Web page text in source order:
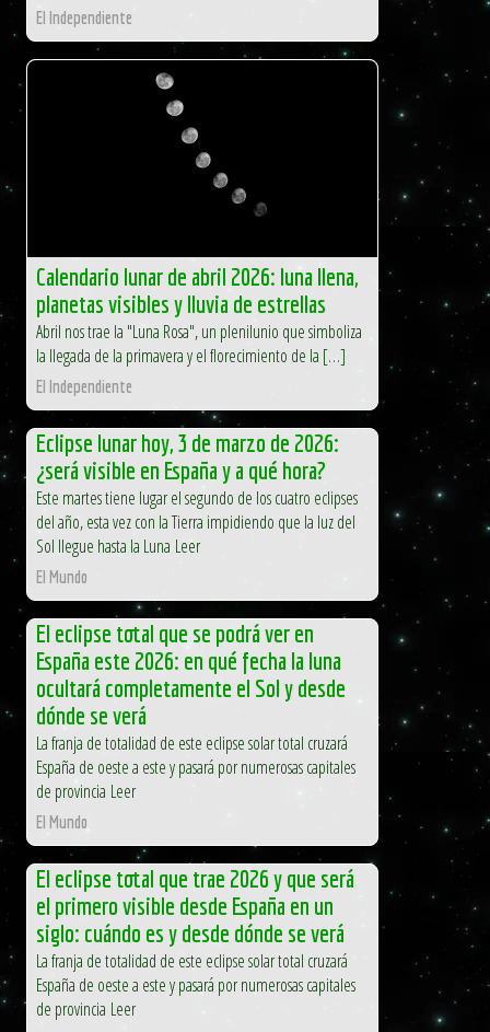
El Independiente
Calendario lunar de abril 2026: luna llena,
planetas visibles y lluvia de estrellas
Abril nos trae la "Luna Rosa", un plenilunio que simboliza
la llegada de la primavera y el florecimiento de la […]
El Independiente
Eclipse lunar hoy, 3 de marzo de 2026:
¿será visible en España y a qué hora?
Este martes tiene lugar el segundo de los cuatro eclipses
del año, esta vez con la Tierra impidiendo que la luz del
Sol llegue hasta la Luna Leer
El Mundo
El eclipse total que se podrá ver en
España este 2026: en qué fecha la luna
ocultará completamente el Sol y desde
dónde se verá
La franja de totalidad de este eclipse solar total cruzará
España de oeste a este y pasará por numerosas capitales
de provincia Leer
El Mundo
El eclipse total que trae 2026 y que será
el primero visible desde España en un
siglo: cuándo es y desde dónde se verá
La franja de totalidad de este eclipse solar total cruzará
España de oeste a este y pasará por numerosas capitales
de provincia Leer